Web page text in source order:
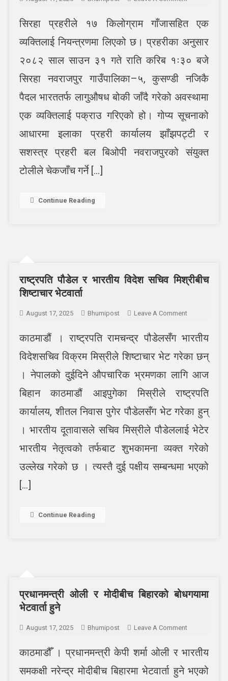
१७
गाँजासहित
पक्राउ
सिरहा प्रहरीले १७ किलोग्राम गाँजासहित एक
व्यक्तिलाई नियन्त्रणमा लिएको छ। प्रहरीका अनुसार
२०८२ साल साउन ३१ गते राति करिब १ः३० बजे
सिरहा नवराजपुर गाउँपालिका–५, कुसण्डी नजिकै
पैदल भारततर्फ लागुऔषध बोकी जाँदै गरेको अवस्थामा
एक व्यक्तिलाई पक्राउ गरिएको हो। गोप्य सूचनाको
आधारमा इलाका प्रहरी कार्यालय झाँझपट्टी र
सशस्त्र प्रहरी बल बिओपी नवराजपुरको संयुक्त
टोलीले चेकजाँच गर्ने […]
Continue Reading
राष्ट्रपति पौडेल र भारतीय विदेश सचिव मिश्रीबीच
शिष्टाचार भेटवार्ता
August 17, 2025 Bhumipost Leave A CommentOn
पौडेल
भारतीय
विदेश
मिश्रीबीच
भेटवार्ता
काठमाडौं । राष्ट्रपति रामचन्द्र पौडेलसँग भारतीय
विदेशसचिव विक्रम मिस्रीले शिष्टाचार भेट गरेका छन्
। नेपालको दुईदिने औपचारिक भ्रमणका लागि आज
बिहान काठमाडौं आइपुगेका मिस्रीले राष्ट्रपति
कार्यालय, शीतल निवास पुगेर पौडेलसँग भेट गरेका हुन्
। भारतीय दूतावासले सचिव मिस्रीले पौडेललाई भेटेर
भारतीय नेतृत्वको तर्फबाट शुभकामना व्यक्त गरेको
उल्लेख गरेको छ । त्यस्तै दुई पक्षीय सम्बन्धमा भएको
[…]
Continue Reading
प्रधानमन्त्री ओली र मोदीबीच बिहारको बोधगयामा
भेटवार्ता हुने
August 17, 2025 Bhumipost Leave A CommentOn
ओली
मोदीबीच
काठमाडौँ । प्रधानमन्त्री केपी शर्मा ओली र भारतीय
समकक्षी नरेन्द्र मोदीबीच बिहारमा भेटवार्ता हुने भएको